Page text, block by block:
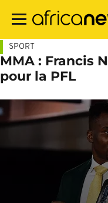
contenu
SPORT
MMA : Francis
pour la PFL